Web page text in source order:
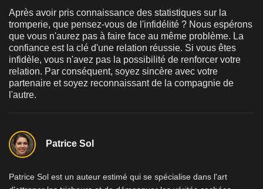
Après avoir pris connaissance des statistiques sur la
tromperie, que pensez-vous de l'infidélité ? Nous espérons
que vous n'aurez pas à faire face au même problème. La
confiance est la clé d'une relation réussie. Si vous êtes
infidèle, vous n'avez pas la possibilité de renforcer votre
relation. Par conséquent, soyez sincère avec votre
partenaire et soyez reconnaissant de la compagnie de
l'autre.
Patrice Sol
Patrice Sol est un auteur estimé qui se spécialise dans l'art